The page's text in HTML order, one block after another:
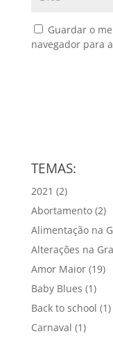
Guardar o
navegador para
TEMAS:
2021 (2)
Abortamento(2)
Alimentação na
Alterações na
Amor Maior(19)
Baby Blues (1)
Back to school (1)
Carnaval (1)